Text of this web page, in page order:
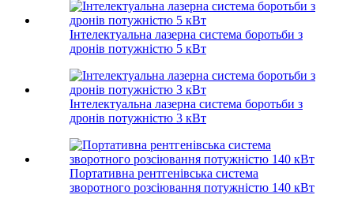
Інтелектуальна лазерна система боротьби з
дронів потужністю 5 кВт
Інтелектуальна лазерна система боротьби з
дронів потужністю 3 кВт
Портативна рентгенівська система
зворотного розсіювання потужністю 140 кВт